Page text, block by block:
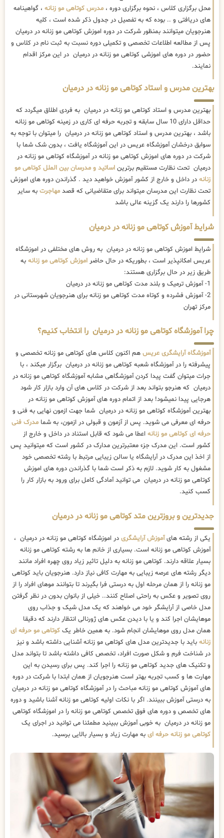
محل برگزاری کلاس ، نحوه برگزاری دوره ، مدرس کوتاهی مو زنانه ، گواهینامه
های دریافتی و .. بوده که به تفصیل در جدول ذکر شده است ، کلیه
هنرجویان میتوانند بمنظور شرکت در دوره اموزش کوتاهی مو زنانه در درمیان
پس از مطالعه اطلاعات تخصصی و تکمیلی دوره نسبت به ثبت نام در کلاس و
حضور در دوره های اموزشی کوتاهی مو زنانه در درمیان در این مرکز اقدام
نمایند.
بهترین مدرس و استاد کوتاهی مو زنانه در درمیان
بهترین مدرس و استاد کوتاهی مو زنانه در درمیان به فردی اطلاق میگردد که
حداقل دارای 10 سال سابقه و تجربه حرفه ای کاری در زمینه کوتاهی مو زنانه
باشد ، بهترین مدرس و استاد کوتاهی مو زنانه در درمیان را میتوان با توجه به
سوابق درخشان آموزشگاه عریس در این آموزشگاه یافت ، بدون شک شما با
شرکت در دوره های اموزش کوتاهی مو زنانه در آموزشگاه کوتاهی مو زنانه در
درمیان تحت نظارت مستقیم برترین اساتید و مدرسان بین الملل کوتاهی مو
زنانه در داخل و خارج از کشور آموزش خواهید دید . گذراندن دوره های اموزش
تحت نظارت این مدرسان میتواند برای متقاضیانی که قصد مهاجرت به سایر
کشورها را دارند یک گزینه عالی باشد
شرایط آموزش کوتاهی مو زنانه در درمیان
شرایط اموزش کوتاهی مو زنانه در درمیان به روش های مختلفی در اموزشگاه
عریس امکانپذیر است ، بطوریکه در حال حاضر اموزش کوتاهی مو زنانه به
طریق زیر در حال برگزاری هستند:
1- آموزش ترمیک و بلند مدت کوتاهی مو زنانه در درمیان
2- آموزش فشرده و کوتاه مدت کوتاهی مو زنانه برای هنرجویان شهرستانی در
مرکز تهران
چرا آموزشگاه کوتاهی مو زنانه در درمیان را انتخاب کنیم؟
آموزشگاه آرایشگری عریس هم اکنون کلاس های کوتاهی مو زنانه تخصصی و
پیشرفته را در آموزشگاه شعبه کوتاهی مو زنانه در درمیان برگزار میکند ، با
جرات میتوان گفت پیدا کردن آموزشگاهی مشابه آموزشگاه کوتاهی مو زنانه در
درمیان که هنرجو بتواند بعد از شرکت در کلاس های آن وارد بازار کار شود
هرجایی پیدا نمیشود! بعد از اتمام دوره های آموزش کوتاهی مو زنانه در
بهترین آموزشگاه کوتاهی مو زنانه در درمیان شما جهت ازمون نهایی به فنی و
حرفه ای معرفی می شوید. پس از آزمون و قبولی در ازمون، به شما مدرک فنی
حرفه ای کوتاهی مو زنانه اعطا می شود که قابل استناد در داخل و خارج از
کشور است. این مدرک جزء معتبرترین مدارک در کشور است که میتوانید پس
از اخذ این مدرک در آرایشگاه یا سالن زیبایی مرتبط با رشته تخصصی خود
مشغول به کار شوید. لازم به ذکر است شما با گذراندن دوره های اموزش
کوتاهی مو زنانه در درمیان می توانید آمادگی کامل برای ورود به بازار کار را
کسب کنید.
جدیدترین و بروزترین متد کوتاهی مو زنانه در درمیان
یکی از رشته هایآموزش آرایشگری در اموزشگاه کوتاهی مو زنانه در درمیان ،
آموزش کوتاهی مو زنانه است. بسیاری از خانم ها به رشته کوتاهی مو زنانه
بسیار علاقه دارند. کوتاهی مو زنانه به دلیل تاثیر زیاد روی چهره افراد مانند
دیگر رشته های عرصه زیبایی به مهارت کافی نیاز دارد. هنرجویان باید کوتاهی
مو زنانه را از همان مرحله اول به درستی فرا بگیرند تا بتوانند موهای افراد را از
روی تصویر و عکس به راحتی اصلاح کنند.. خیلی از بانوان بدون در نظر گرفتن
مدل خاصی از آرایشگر خود می خواهند که یک مدل شیک و جذاب روی
موهایشان اجرا کند و یا با دیدن عکس های ژورنالی انتظار دارند که دقیقا
همان مدل روی موهایشان انجام شود. به همین خاطر یک کوتاهی مو حرفه ای
زنانه باید با جدیدترین مدل های کوتاهی مو زنانه آشنایی داشته باشد و نیز
در شناخت فرم و شکل صورت افراد، تخصص کافی داشته باشد تا بتواند مدل
و تکنیک های جدید کوتاهی مو زنانه را اجرا کند. پس برای رسیدن به این
مهارت ها و کسب تجربه بهتر است هنرجویان از همان ابتدا با شرکت در دوره
های آموزش کوتاهی مو زنانه مباحث را در آموزشگاه کوتاهی مو زنانه در درمیان
به درستی آموزش ببینند. اگر با نکات اولیه کوتاهی مو زنانه آشنا باشید و دوره
های تخصص و دوره های فوق تخصص کوتاهی مو زنانه را در اموزشگاه کوتاهی
مو زنانه در درمیان به خوبی آموزش ببینید مطمئنا می توانید در اجرای یک
کوتاهی مو زنانه حرفه ای به مهارت زیاد و بسیار بالایی برسید.